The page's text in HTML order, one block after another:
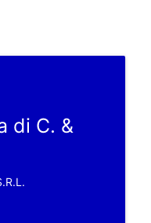
di C. &